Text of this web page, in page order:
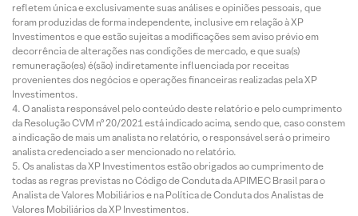
refletem única e exclusivamente suas análises e opiniões pessoais, que
foram produzidas de forma independente, inclusive em relação à XP
Investimentos e que estão sujeitas a modificações sem aviso prévio em
decorrência de alterações nas condições de mercado, e que sua(s)
remuneração(es) é(são) indiretamente influenciada por receitas
provenientes dos negócios e operações financeiras realizadas pela XP
Investimentos.
O analista responsável pelo conteúdo deste relatório e pelo cumprimento
da Resolução CVM nº 20/2021 está indicado acima, sendo que, caso constem
a indicação de mais um analista no relatório, o responsável será o primeiro
analista credenciado a ser mencionado no relatório.
Os analistas da XP Investimentos estão obrigados ao cumprimento de
todas as regras previstas no Código de Conduta da APIMEC Brasil para o
Analista de Valores Mobiliários e na Política de Conduta dos Analistas de
Valores Mobiliários da XP Investimentos.